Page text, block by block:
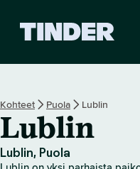
l
Kohteet Puola Lublin
Lublin
Lublin, Puola